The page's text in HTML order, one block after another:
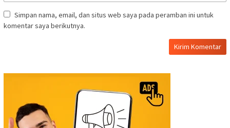
Simpan nama, email, dan situs web saya pada peramban ini untuk
komentar saya berikutnya.